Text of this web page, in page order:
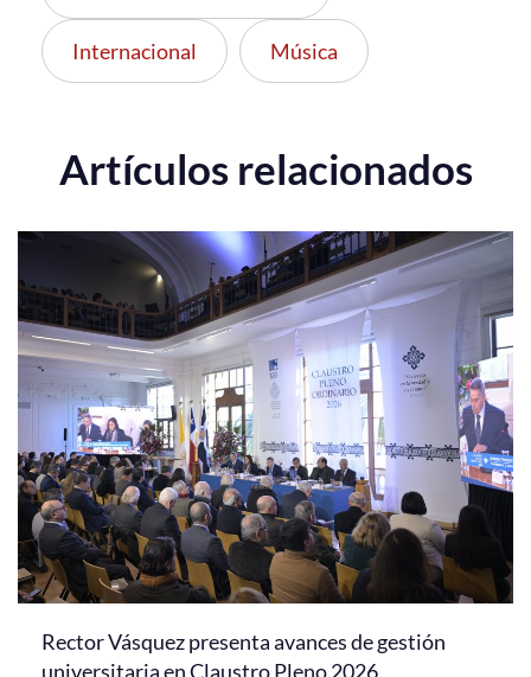
Internacional Música
Artículos relacionados
Rector Vásquez presenta avances de gestión
universitaria en Claustro Pleno 2026